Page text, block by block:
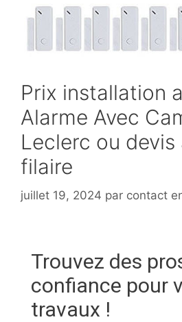
Prix installation
Alarme Avec
Leclerc ou devis
filaire
juillet 19, 2024 par contact
Trouvez des
confiance pour
travaux !